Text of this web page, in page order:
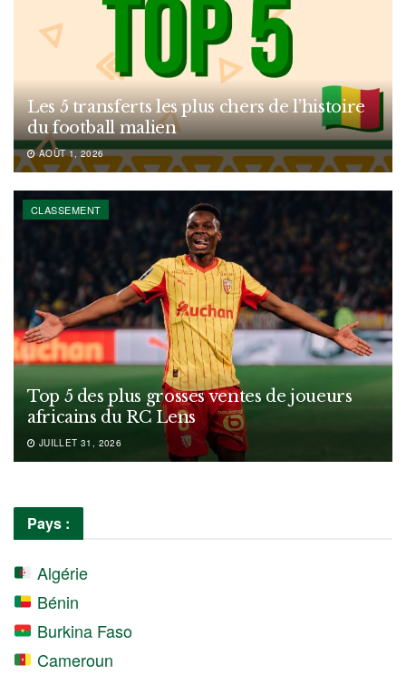
Les 5 transferts les plus chers de l’histoire
du football malien
AOÛT 1, 2026
CLASSEMENT
Top 5 des plus grosses ventes de joueurs
africains du RC Lens
JUILLET 31, 2026
Pays :
Algérie
Bénin
Burkina Faso
Cameroun